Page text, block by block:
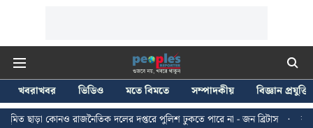
খবরাখবর ভিডিও মতে বিমতে সম্পাদকীয়
বিজ্ঞান প্রযুক্তি
দলের দপ্তরে পুলিশ ঢুকতে পারে না - জন ব্রিটাস
কলকাতায় ২৪ জুলাইয়ের